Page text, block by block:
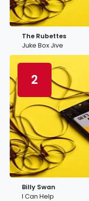
The Rubettes
Juke Box Jive
2
Billy Swan
I Can Help